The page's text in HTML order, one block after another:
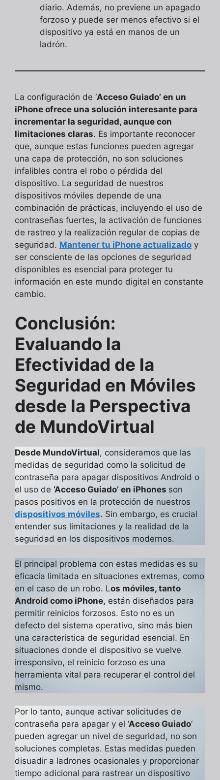
diario. Además, no previene un apagado
forzoso y puede ser menos efectivo si el
dispositivo ya está en manos de un
ladrón.
La configuración de ‘Acceso Guiado’ en un
iPhone ofrece una solución interesante para
incrementar la seguridad, aunque con
limitaciones claras. Es importante reconocer
que, aunque estas funciones pueden agregar
una capa de protección, no son soluciones
infalibles contra el robo o pérdida del
dispositivo. La seguridad de nuestros
dispositivos móviles depende de una
combinación de prácticas, incluyendo el uso de
contraseñas fuertes, la activación de funciones
de rastreo y la realización regular de copias de
seguridad. Mantener tu iPhone actualizado y
ser consciente de las opciones de seguridad
disponibles es esencial para proteger tu
información en este mundo digital en constante
cambio.
Conclusión:
Evaluando la
Efectividad de la
Seguridad en Móviles
desde la Perspectiva
de MundoVirtual
Desde MundoVirtual, consideramos que las
medidas de seguridad como la solicitud de
contraseña para apagar dispositivos Android o
el uso de ‘Acceso Guiado’ en iPhones son
pasos positivos en la protección de nuestros
dispositivos móviles. Sin embargo, es crucial
entender sus limitaciones y la realidad de la
seguridad en los dispositivos modernos.
El principal problema con estas medidas es su
eficacia limitada en situaciones extremas, como
en el caso de un robo. Los móviles, tanto
Android como iPhone, están diseñados para
permitir reinicios forzosos. Esto no es un
defecto del sistema operativo, sino más bien
una característica de seguridad esencial. En
situaciones donde el dispositivo se vuelve
irresponsivo, el reinicio forzoso es una
herramienta vital para recuperar el control del
mismo.
Por lo tanto, aunque activar solicitudes de
contraseña para apagar y el ‘Acceso Guiado‘
pueden agregar un nivel de seguridad, no son
soluciones completas. Estas medidas pueden
disuadir a ladrones ocasionales y proporcionar
tiempo adicional para rastrear un dispositivo